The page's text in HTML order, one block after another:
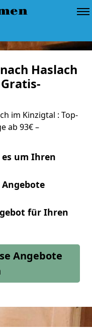
Haslach
im Kinzigtal : Top-
ab 93€ –
um Ihren
für Ihren
Angebote